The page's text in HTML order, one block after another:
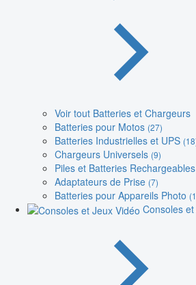
Voir tout Batteries et Chargeurs
Batteries pour Motos (27)
Batteries Industrielles et UPS
Chargeurs Universels (9)
Piles et Batteries Rechargeables
Adaptateurs de Prise (7)
Batteries pour Appareils Photo
Consoles